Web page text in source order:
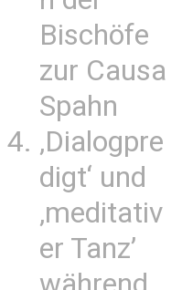
Bischöfe
zur Causa
Spahn
‚Dialogpre
digt‘ und
‚meditativ
er Tanz’